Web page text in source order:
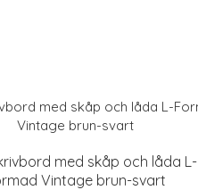
med skåp och låda L-
Vintage brun-svart